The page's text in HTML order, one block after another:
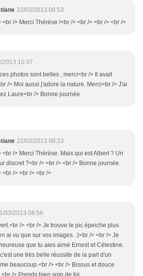
22/03/2013 08:53
<br /> Merci Thérèse !<br /> <br /> <br /> <br />
2013 10:37
photos sont belles , merci<br /> Il avait
/> Moi aussi j'adore la nature. Merci<br /> J'ai
Laure<br /> Bonne journée
22/03/2013 08:33
<br /> Merci Thérèse. Mais qui est Albert ? Un
discret ?<br /> <br /> <br /> Bonne journée.
<br /> <br /> <br />
03/2013 08:56
/> <br /> Je trouve le pic épeiche plus
ai vu que sur vos images. :)<br /> <br /> Je
que tu aies aimé Ernest et Célestine.
une très belle réussite de la part d'un
beaucoup.<br /> <br /> Bisous et douce
/> Prends bien soin de toi.